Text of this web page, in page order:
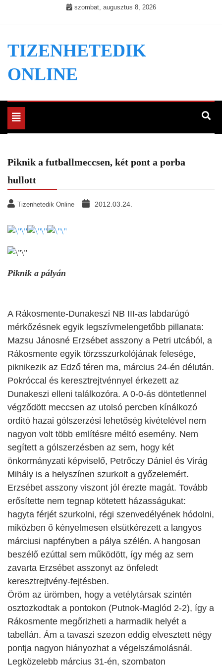
szombat, augusztus 8, 2026
TIZENHETEDIK
ONLINE
Toggle
navigation
Piknik a futballmeccsen, két pont a porba
hullott
Tizenhetedik Online 2012.03.24.
Piknik a pályán
A Rákosmente-Dunakeszi NB III-as labdarúgó
mérkőzésnek egyik legszívmelengetőbb pillanata:
Mazsu Jánosné Erzsébet asszony a Petri utcából, a
Rákosmente egyik törzsszurkolójának felesége,
piknikezik az Edző téren ma, március 24-én délután.
Pokróccal és keresztrejtvénnyel érkezett az
Dunakeszi elleni találkozóra. A 0-0-ás döntetlennel
végződött meccsen az utolsó percben kínálkozó
ordító hazai gólszerzési lehetőség kivételével nem
nagyon volt több említésre méltó esemény. Nem
segített a gólszerzésben az sem, hogy két
önkormányzati képviselő, Petrőczy Dániel és Virág
Mihály is a helyszínen szurkolt a győzelemért.
Erzsébet asszony viszont jól érezte magát. Tovább
erősítette nem tegnap kötetett házasságukat:
hagyta férjét szurkolni, régi szenvedélyének hódolni,
miközben ő kényelmesen elsütkérezett a langyos
márciusi napfényben a pálya szélén. A hangosan
beszélő ezúttal sem működött, így még az sem
zavarta Erzsébet asszonyt az önfeledt
keresztrejtvény-fejtésben.
Öröm az ürömben, hogy a vetélytársak szintén
osztozkodtak a pontokon (Putnok-Maglód 2-2), így a
Rákosmente megőrizheti a harmadik helyét a
tabellán. Ám a tavaszi szezon eddig elvesztett négy
pontja nagyon hiányozhat a végelszámolásnál.
Legközelebb március 31-én, szombaton